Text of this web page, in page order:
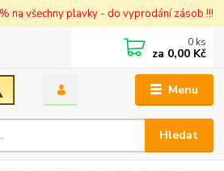
na všechny plavky - do vyprodání zásob !!!
Menu
Hledat
0 ks
za 0,00 Kč